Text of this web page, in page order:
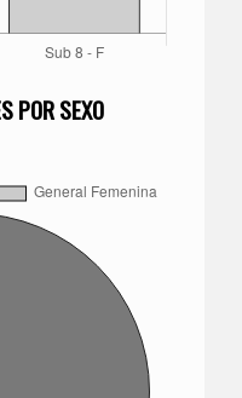
POR SEXO